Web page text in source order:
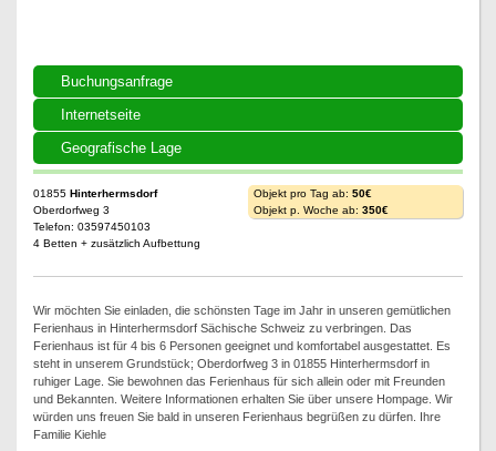
Buchungsanfrage
Internetseite
Geografische Lage
01855 Hinterhermsdorf
Oberdorfweg 3
Telefon: 03597450103
4 Betten + zusätzlich Aufbettung
Objekt pro Tag ab: 50€
Objekt p. Woche ab: 350€
Wir möchten Sie einladen, die schönsten Tage im Jahr in unseren gemütlichen
Ferienhaus in Hinterhermsdorf Sächische Schweiz zu verbringen. Das
Ferienhaus ist für 4 bis 6 Personen geeignet und komfortabel ausgestattet. Es
steht in unserem Grundstück; Oberdorfweg 3 in 01855 Hinterhermsdorf in
ruhiger Lage. Sie bewohnen das Ferienhaus für sich allein oder mit Freunden
und Bekannten. Weitere Informationen erhalten Sie über unsere Hompage. Wir
würden uns freuen Sie bald in unseren Ferienhaus begrüßen zu dürfen. Ihre
Familie Kiehle